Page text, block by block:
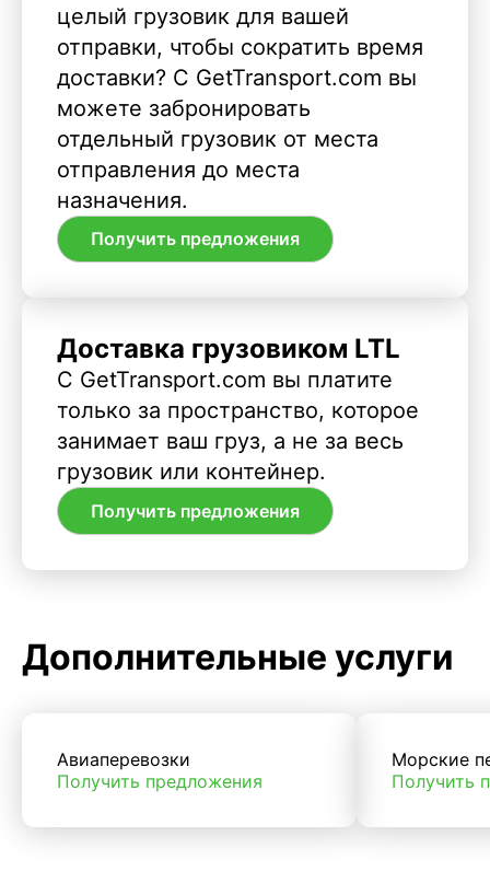
целый грузовик для вашей
отправки, чтобы сократить время
доставки? С GetTransport.com вы
можете забронировать
отдельный грузовик от места
отправления до места
назначения.
Получить предложения
Доставка грузовиком LTL
С GetTransport.com вы платите
только за пространство, которое
занимает ваш груз, а не за весь
грузовик или контейнер.
Получить предложения
Дополнительные услуги
Авиаперевозки
Получить предложения
Морские
Получить